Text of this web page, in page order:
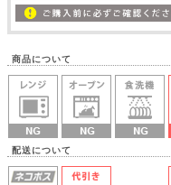
商品について
配送について ラッピ